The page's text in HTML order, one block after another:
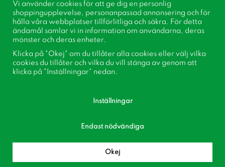
Nyhetsbrev
Om cookies
Inspiration
Bli medlem i vår kundklubb!
Vi använder cookies för att ge dig en personlig
shoppingupplevelse, personanpassad annonsering och för
hålla våra webbplatser tillförlitliga och säkra. För detta
ändamål samlar vi in information om användarna, deras
mönster och deras enheter.
Klicka på "Okej" om du tillåter alla cookies eller välj vilka
cookies du tillåter och vilka du vill stänga av genom att
klicka på "Inställningar" nedan.
Inställningar
Endast nödvändiga
Okej